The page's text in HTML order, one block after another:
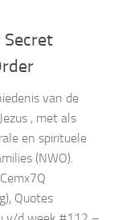
van de
, met als
en spirituele
(NWO).
Quotes